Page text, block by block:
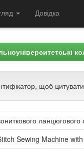
Довідка
щоб
ланцюгового
Sewing Machine